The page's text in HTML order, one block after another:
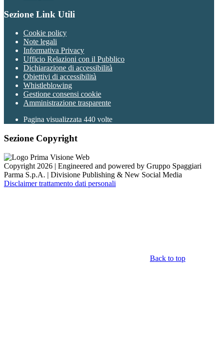
Sezione Link Utili
Cookie policy
Note legali
Informativa Privacy
Ufficio Relazioni con il Pubblico
Dichiarazione di accessibilità
Obiettivi di accessibilità
Whistleblowing
Gestione consensi cookie
Amministrazione trasparente
Pagina visualizzata 440 volte
Sezione Copyright
Copyright 2026 | Engineered and powered by Gruppo Spaggiari
Parma S.p.A. | Divisione Publishing & New Social Media
Disclaimer trattamento dati personali
Back to top